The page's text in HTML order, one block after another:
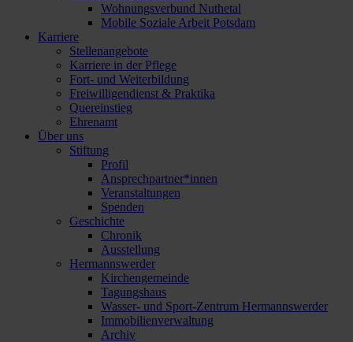
Wohnungsverbund Nuthetal
Mobile Soziale Arbeit Potsdam
Karriere
Stellenangebote
Karriere in der Pflege
Fort- und Weiterbildung
Freiwilligendienst & Praktika
Quereinstieg
Ehrenamt
Über uns
Stiftung
Profil
Ansprechpartner*innen
Veranstaltungen
Spenden
Geschichte
Chronik
Ausstellung
Hermannswerder
Kirchengemeinde
Tagungshaus
Wasser- und Sport-Zentrum Hermannswerder
Immobilienverwaltung
Archiv